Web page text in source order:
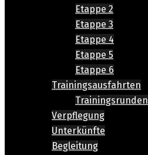
Etappe 2
Etappe 3
Etappe 4
Etappe 5
Etappe 6
Trainingsausfahrten
Trainingsrunden
Verpflegung
Unterkünfte
Begleitung